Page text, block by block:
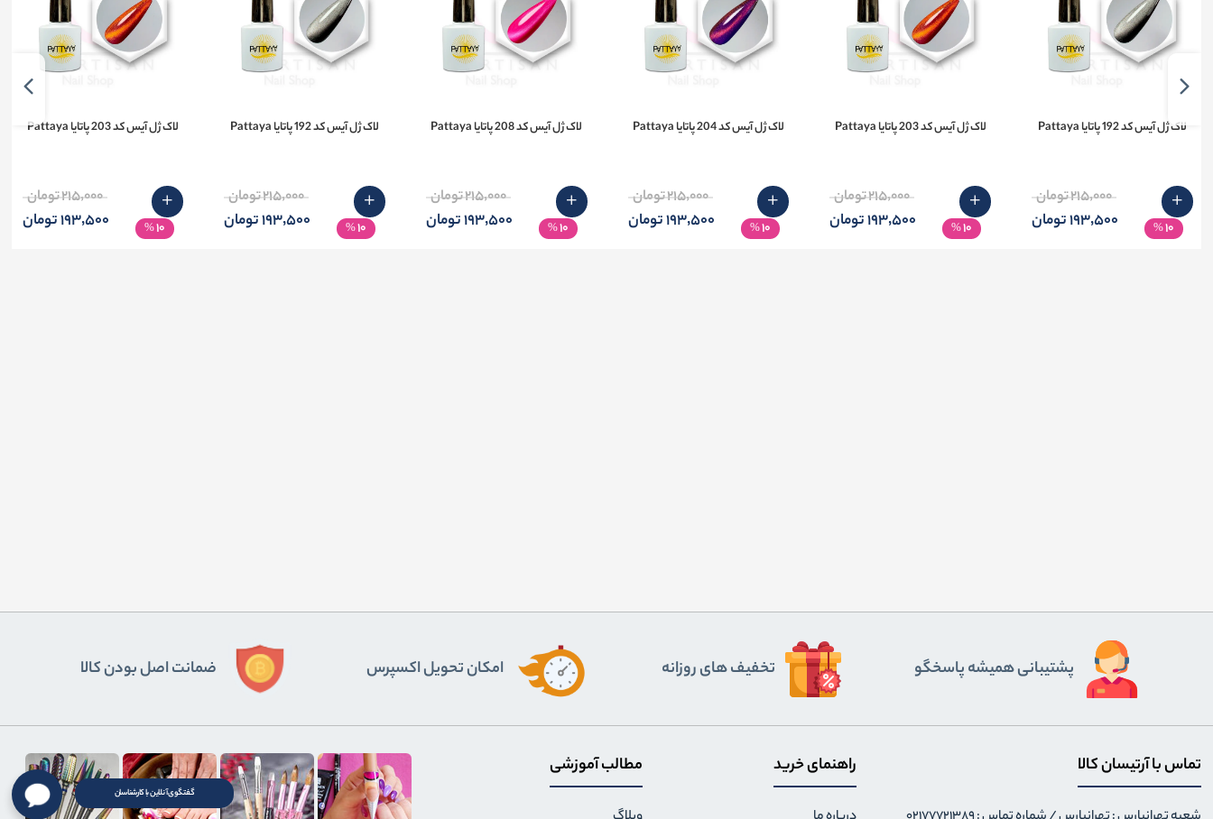
گفتگوی آنلاین با کارشناسان
لاک ژل آیس کد 192 پاتایا Pattaya
10
%
215٬000 تومان
193٬500 تومان
لاک ژل آیس کد 203 پاتایا Pattaya
10
%
215٬000 تومان
193٬500 تومان
لاک ژل آیس کد 204 پاتایا Pattaya
10
%
215٬000 تومان
193٬500 تومان
لاک ژل آیس کد 208 پاتایا Pattaya
10
%
215٬000 تومان
193٬500 تومان
لاک ژل آیس کد 192 پاتایا Pattaya
10
%
215٬000 تومان
193٬500 تومان
لاک ژل آیس کد 203 پاتایا Pattaya
10
%
215٬000 تومان
193٬500 تومان
پشتیبانی همیشه پاسخگو تخفیف های روزانه اﻣﮑﺎن ﺗﺤﻮﯾﻞ اﮐﺴﭙﺮس ضمانت اصل بودن کالا
تماس با آرتیسان کالا راهنمای خرید مطالب آموزشی